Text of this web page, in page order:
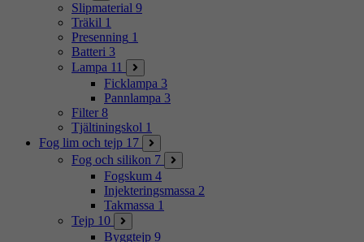
Slipmaterial 9
Träkil 1
Presenning 1
Batteri 3
Lampa 11
Ficklampa 3
Pannlampa 3
Filter 8
Tjältiningskol 1
Fog lim och tejp 17
Fog och silikon 7
Fogskum 4
Injekteringsmassa 2
Takmassa 1
Tejp 10
Byggtejp 9